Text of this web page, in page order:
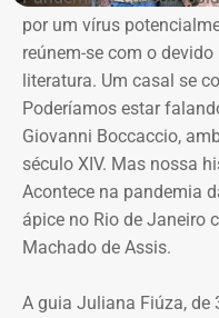
O caso tramita no
News. Em abril, a
busca e apreensão em
que se apresentou às
uma ordem de prisão
A medida de prisão, à
contrário da
a custódia cautelar de
por um vírus
reúnem-se com o
literatura. Um casal se
Poderíamos estar
Giovanni Boccaccio,
século XIV. Mas nossa
Acontece na pandemia
ápice no Rio de Janeiro
Machado de Assis.
A guia Juliana Fiúza, de